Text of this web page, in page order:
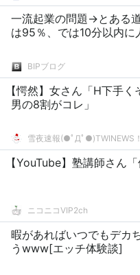
一流起業の問題→とある
は95％、では10分以内に
BIPブログ
【愕然】女さん「H下手
男の8割がコレ」
雪夜速報(●ﾟДﾟ●)TWINEWS！
【YouTube】塾講師さん
ニコニコVIP2ch
暇があればいつでもデカ
うwww[エッチ体験談]